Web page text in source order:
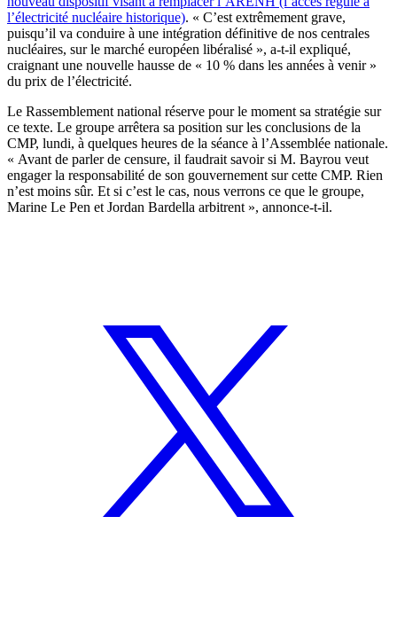
l’électricité nucléaire historique). « C’est extrêmement grave,
puisqu’il va conduire à une intégration définitive de nos centrales
nucléaires, sur le marché européen libéralisé », a-t-il expliqué,
craignant une nouvelle hausse de « 10 % dans les années à venir »
du prix de l’électricité.
Le Rassemblement national réserve pour le moment sa stratégie sur
ce texte. Le groupe arrêtera sa position sur les conclusions de la
CMP, lundi, à quelques heures de la séance à l’Assemblée nationale.
« Avant de parler de censure, il faudrait savoir si M. Bayrou veut
engager la responsabilité de son gouvernement sur cette CMP. Rien
n’est moins sûr. Et si c’est le cas, nous verrons ce que le groupe,
Marine Le Pen et Jordan Bardella arbitrent », annonce-t-il.